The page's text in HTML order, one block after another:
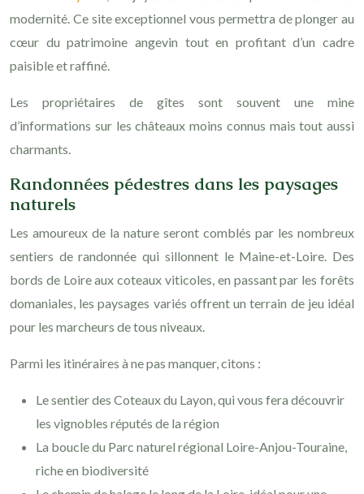
modernité. Ce site exceptionnel vous permettra de plonger au
cœur du patrimoine angevin tout en profitant d’un cadre
paisible et raffiné.
Les propriétaires de gîtes sont souvent une mine
d’informations sur les châteaux moins connus mais tout aussi
charmants.
Randonnées pédestres dans les paysages
naturels
Les amoureux de la nature seront comblés par les nombreux
sentiers de randonnée qui sillonnent le Maine-et-Loire. Des
bords de Loire aux coteaux viticoles, en passant par les forêts
domaniales, les paysages variés offrent un terrain de jeu idéal
pour les marcheurs de tous niveaux.
Parmi les itinéraires à ne pas manquer, citons :
Le sentier des Coteaux du Layon, qui vous fera découvrir
les vignobles réputés de la région
La boucle du Parc naturel régional Loire-Anjou-Touraine,
riche en biodiversité